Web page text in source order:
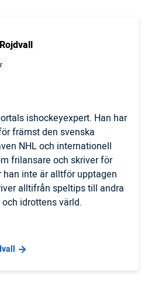
ishockeyexpert. Han har
främst den svenska
NHL och internationell
frilansare och skriver för
inte är alltför upptagen
alltifrån speltips till andra
idrottens värld.